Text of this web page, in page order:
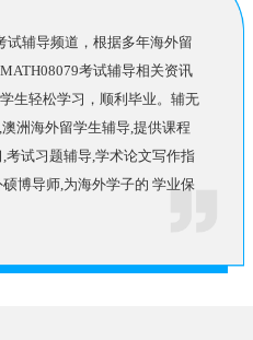
试辅导频道，根据多年海外留
考试辅导相关资讯
生轻松学习，顺利毕业。辅无
洲海外留学生辅导,提供课程
试习题辅导,学术论文写作指
博导师,为海外学子的 学业保